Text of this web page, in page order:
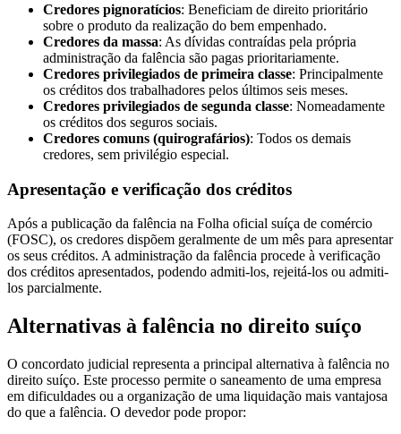
Credores pignoratícios: Beneficiam de direito prioritário
sobre o produto da realização do bem empenhado.
Credores da massa: As dívidas contraídas pela própria
administração da falência são pagas prioritariamente.
Credores privilegiados de primeira classe: Principalmente
os créditos dos trabalhadores pelos últimos seis meses.
Credores privilegiados de segunda classe: Nomeadamente
os créditos dos seguros sociais.
Credores comuns (quirografários): Todos os demais
credores, sem privilégio especial.
Apresentação e verificação dos créditos
Após a publicação da falência na Folha oficial suíça de comércio
(FOSC), os credores dispõem geralmente de um mês para apresentar
os seus créditos. A administração da falência procede à verificação
dos créditos apresentados, podendo admiti-los, rejeitá-los ou admiti-
los parcialmente.
Alternativas à falência no direito suíço
O concordato judicial representa a principal alternativa à falência no
direito suíço. Este processo permite o saneamento de uma empresa
em dificuldades ou a organização de uma liquidação mais vantajosa
do que a falência. O devedor pode propor: